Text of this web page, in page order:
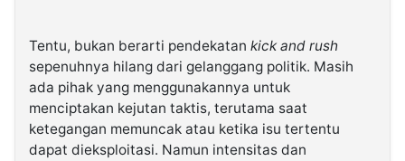
Tentu, bukan berarti pendekatan kick and rush
sepenuhnya hilang dari gelanggang politik. Masih
ada pihak yang menggunakannya untuk
menciptakan kejutan taktis, terutama saat
ketegangan memuncak atau ketika isu tertentu
dapat dieksploitasi. Namun intensitas dan